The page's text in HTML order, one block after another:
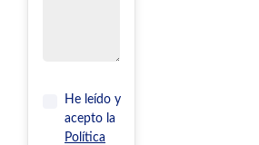
He leído y
acepto la
Política